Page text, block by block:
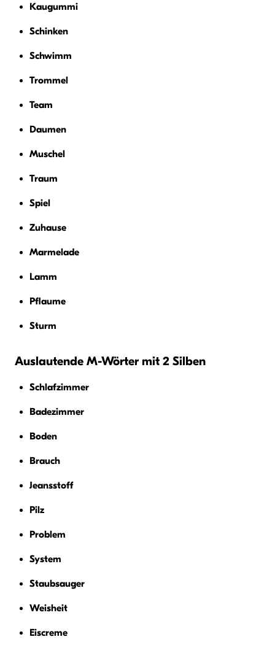
Kaugummi
Schinken
Schwimm
Trommel
Team
Daumen
Muschel
Traum
Spiel
Zuhause
Marmelade
Lamm
Pflaume
Sturm
Auslautende M-Wörter mit 2 Silben
Schlafzimmer
Badezimmer
Boden
Brauch
Jeansstoff
Pilz
Problem
System
Staubsauger
Weisheit
Eiscreme